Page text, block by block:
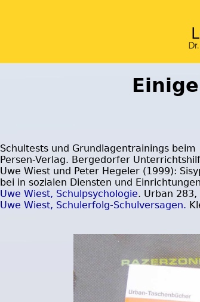
Schultests und Grundlagentrainings beim
Persen-Verlag. Bergedorfer
Uwe Wiest und Peter Hegeler (1999):
bei in sozialen Diensten und
Uwe Wiest, Schulpsychologie. Urban 283,
Uwe Wiest, Schulerfolg-Schulversagen.